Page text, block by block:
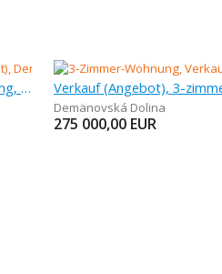
Verkauf (Angebot), 3-zimmer-wohnung, 60 m
Demänovská Dolina
275 000,00 EUR